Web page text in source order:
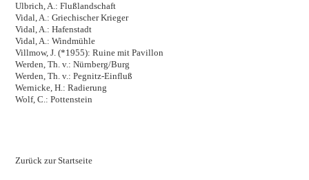
Ulbrich, A.: Flußlandschaft
Vidal, A.: Griechischer Krieger
Vidal, A.: Hafenstadt
Vidal, A.: Windmühle
Villmow, J. (*1955): Ruine mit Pavillon
Werden, Th. v.: Nürnberg/Burg
Werden, Th. v.: Pegnitz-Einfluß
Wernicke, H.: Radierung
Wolf, C.: Pottenstein
Zurück zur Startseite